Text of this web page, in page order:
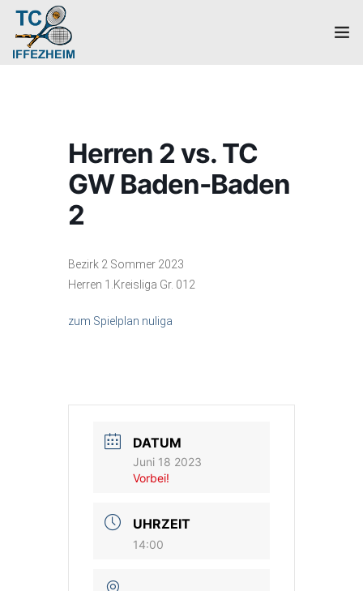
Mitglied werden!
Vereinsshop
Herren 2 vs. TC
GW Baden-Baden
2
Bezirk 2 Sommer 2023
Herren 1.Kreisliga Gr. 012
zum Spielplan nuliga
DATUM
Juni 18 2023
Vorbei!
UHRZEIT
14:00